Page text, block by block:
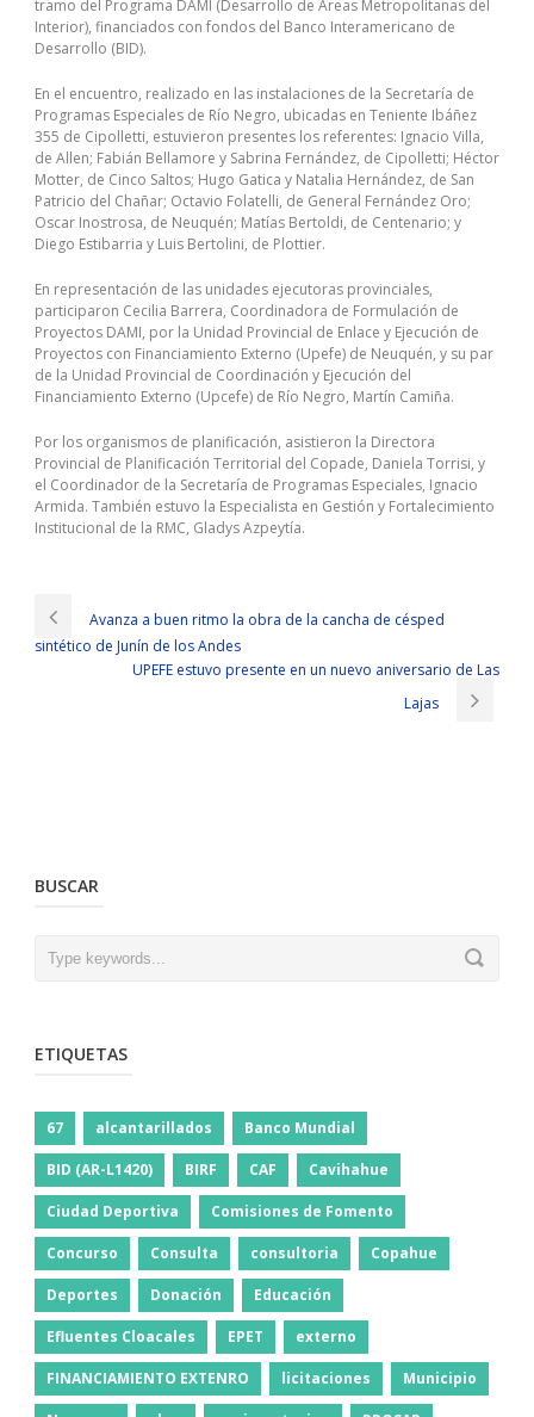
tramo del Programa DAMI (Desarrollo de Áreas Metropolitanas del
Interior), financiados con fondos del Banco Interamericano de
Desarrollo (BID).
En el encuentro, realizado en las instalaciones de la Secretaría de
Programas Especiales de Río Negro, ubicadas en Teniente Ibáñez
355 de Cipolletti, estuvieron presentes los referentes: Ignacio Villa,
de Allen; Fabián Bellamore y Sabrina Fernández, de Cipolletti; Héctor
Motter, de Cinco Saltos; Hugo Gatica y Natalia Hernández, de San
Patricio del Chañar; Octavio Folatelli, de General Fernández Oro;
Oscar Inostrosa, de Neuquén; Matías Bertoldi, de Centenario; y
Diego Estibarria y Luis Bertolini, de Plottier.
En representación de las unidades ejecutoras provinciales,
participaron Cecilia Barrera, Coordinadora de Formulación de
Proyectos DAMI, por la Unidad Provincial de Enlace y Ejecución de
Proyectos con Financiamiento Externo (Upefe) de Neuquén, y su par
de la Unidad Provincial de Coordinación y Ejecución del
Financiamiento Externo (Upcefe) de Río Negro, Martín Camiña.
Por los organismos de planificación, asistieron la Directora
Provincial de Planificación Territorial del Copade, Daniela Torrisi, y
el Coordinador de la Secretaría de Programas Especiales, Ignacio
Armida. También estuvo la Especialista en Gestión y Fortalecimiento
Institucional de la RMC, Gladys Azpeytía.
Avanza a buen ritmo la obra de la cancha de césped
sintético de Junín de los Andes
UPEFE estuvo presente en un nuevo aniversario de Las
Lajas
BUSCAR
ETIQUETAS
67 alcantarillados Banco Mundial
BID (AR-L1420) BIRF CAF Cavihahue
Ciudad Deportiva Comisiones de Fomento
Concurso Consulta consultoria Copahue
Deportes Donación Educación
Efluentes Cloacales EPET externo
FINANCIAMIENTO EXTENRO licitaciones Municipio